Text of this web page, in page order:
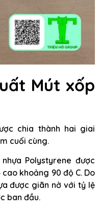
Mút xốp
chia thành hai giai
cuối cùng.
Polystyrene được
khoảng 90 độ C. Do
được giãn nở với tỷ lệ
ban đầu.